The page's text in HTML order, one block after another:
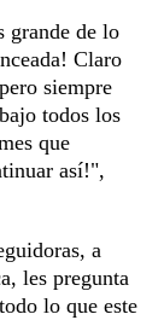
grande de lo
Claro
siempre
todos los
que
así!",
a
les pregunta
lo que este